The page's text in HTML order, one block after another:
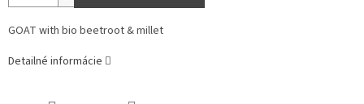
GOAT with bio beetroot & millet
Detailné informácie